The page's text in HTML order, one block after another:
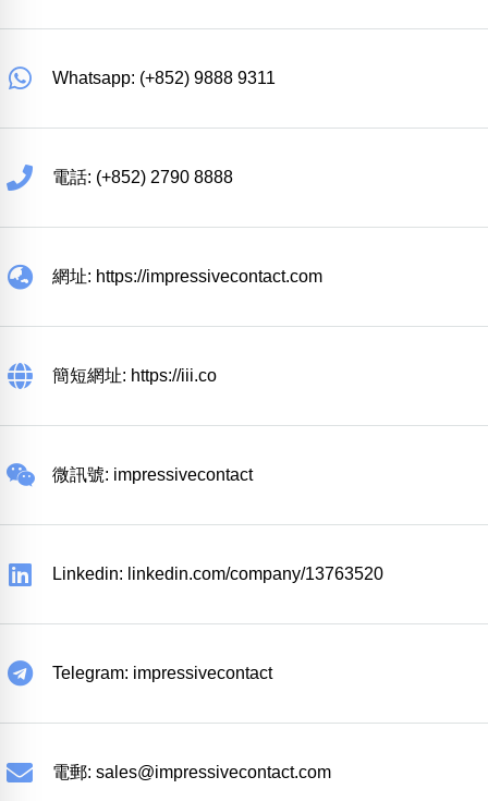
Whatsapp: (+852) 9888 9311
電話: (+852) 2790 8888
網址: https://impressivecontact.com
簡短網址: https://iii.co
微訊號: impressivecontact
Linkedin: linkedin.com/company/13763520
Telegram: impressivecontact
電郵: sales@impressivecontact.com